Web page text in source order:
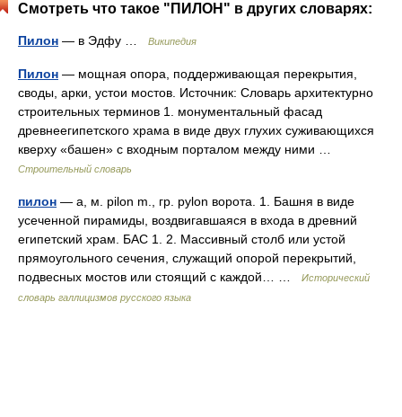
Смотреть что такое "ПИЛОН" в других словарях:
Пилон — в Эдфу … Википедия
Пилон — мощная опора, поддерживающая перекрытия,
своды, арки, устои мостов. Источник: Словарь архитектурно
строительных терминов 1. монументальный фасад
древнеегипетского храма в виде двух глухих суживающихся
кверху «башен» с входным порталом между ними …
Строительный словарь
пилон — а, м. pilon m., гр. pylon ворота. 1. Башня в виде
усеченной пирамиды, воздвигавшаяся в входа в древний
египетский храм. БАС 1. 2. Массивный столб или устой
прямоугольного сечения, служащий опорой перекрытий,
подвесных мостов или стоящий с каждой… …
Исторический
словарь галлицизмов русского языка